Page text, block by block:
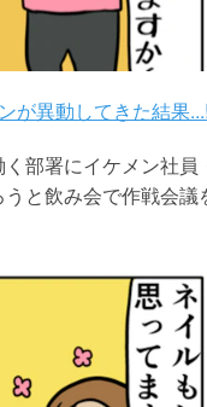
が異動してきた結果
部署にイケメン社
と飲み会で作戦会